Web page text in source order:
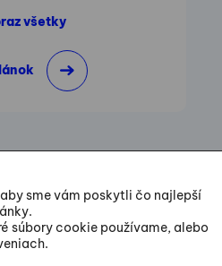
všetky
sme vám poskytli čo najlepší
súbory cookie používame, alebo